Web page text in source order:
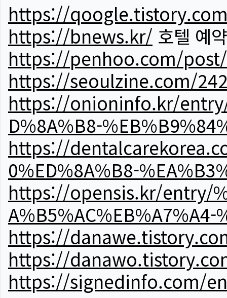
https://
https://bnews.kr/ 호텔 예약
https://penhoo.com/
https://seoulzine.com/
https://onioninfo.kr/entry/
D%8A%B8-
https://
0%ED%8A%B8-
https://opensis.kr/entry/
A%B5%AC%EB%A7%A4-
https://
https://
https://signedinfo.com/